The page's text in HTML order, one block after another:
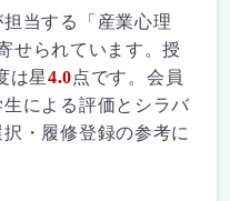
担当する「産業心理
せられています。授
は星4.0点です。会員
による評価とシラバ
・履修登録の参考に